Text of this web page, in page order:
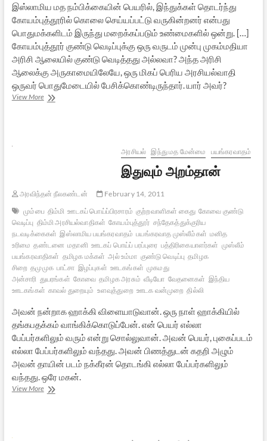
இஸ்லாமிய மத நம்பிக்கையின் பெயரில், இந்துக்கள் தொடர்ந்து
கோயம்புத்தூரில் கொலை செய்யப்பட்டு வருகின்றனர் என்பது
பொதுமக்களிடம் இருந்து மறைக்கப்படும் உண்மைகளில் ஒன்று. […]
கோயம்புத்தூர் குண்டு வெடிப்புக்கு ஒரு வருடம் முன்பு முகம்மதியா
அரிசி ஆலையில் குண்டு வெடித்தது அல்லவா? அந்த அரிசி
ஆலைக்கு அருகாமையிலேயே, ஒரு மிகப் பெரிய அரசியல்வாதி
ஒருவர் பொதுமேடையில் பேசிக்கொண்டிருந்தார். யார் அவர்?
View Moreஇந்தியாவில்
அரசியல் இந்து மத மேன்மை பயங்கரவாதம்
இதுவும் அறம்தான்
அரவிந்தன் நீலகண்டன்
February 14, 2011
மும்பை திம்மி ஊடகப் பொய்ப்பிரசாரம் குற்றவாளிகள் கைது கோவை குண்டு
வெடிப்பு திம்மி அரசியல்வாதிகள் கோயம்புத்தூர் சந்தேகத்துக்குரிய
நடவடிக்கைகள் இஸ்லாமிய பயங்கரவாதம் பயங்கரவாத முஸ்லீம்கள் மனித
உரிமை தண்டனை மதானி ஊடகப் பொய்ப் பரப்புரை பத்திரிகையாளர்கள் முஸ்லீம்
பயங்கரவாதிகள் தமிழக மக்கள் அல் உம்மா குண்டு வெடிப்பு தமிழக
சிறை தமுமுக பாட்சா இழப்புகள் ஊடகங்கள் முகமது
அன்சாரி துயரங்கள் கோவை தமிழக அரசும் வீடியோ வேதனைகள் இந்திய
ஊடகங்கள் காவல் துறையும் உளவுத்துறை ஊடக வன்முறை தில்லி
அவன் நன்றாக ஹாக்கி விளையாடுவான். ஒரு நாள் ஹாக்கியில்
தங்கபதக்கம் வாங்கிக்கொடுப்பேன். என் பெயர் எல்லா
பேப்பர்களிலும் வரும் என்று சொல்லுவான். அவன் பெயர், புகைப்படம்
எல்லா பேப்பர்களிலும் வந்தது. அவன் பிணத்துடன் கதறி அழும்
அவன் தாயின் படம் நக்கீரன் தொடங்கி எல்லா பேப்பர்களிலும்
வந்தது. ஒரே மகன்.
View Moreஇதுவும்